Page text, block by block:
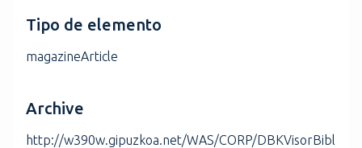
Tipo de elemento
magazineArticle
Archive
http://w390w.gipuzkoa.net/WAS/CORP/DBKVisorBibl